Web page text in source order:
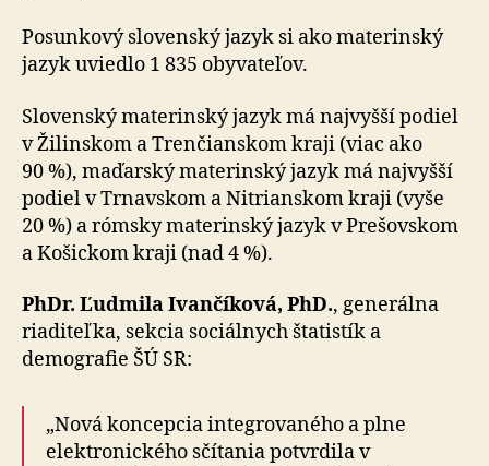
Posunkový slovenský jazyk si ako materinský
jazyk uviedlo 1 835 obyvateľov.
Slovenský materinský jazyk má najvyšší podiel
v Žilinskom a Trenčianskom kraji (viac ako
90 %), maďarský materinský jazyk má najvyšší
podiel v Trnavskom a Nitrianskom kraji (vyše
20 %) a rómsky materinský jazyk v Prešovskom
a Košickom kraji (nad 4 %).
PhDr. Ľudmila Ivančíková, PhD., generálna
riaditeľka, sekcia sociálnych štatistík a
demografie ŠÚ SR:
„Nová koncepcia integrovaného a plne
elektronického sčítania potvrdila v